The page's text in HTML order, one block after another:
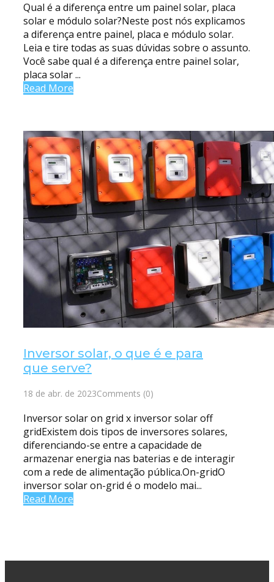
Qual é a diferença entre um painel solar, placa
solar e módulo solar?Neste post nós explicamos
a diferença entre painel, placa e módulo solar.
Leia e tire todas as suas dúvidas sobre o assunto.
Você sabe qual é a diferença entre painel solar,
placa solar ...
Read More
Inversor solar, o que é e para
que serve?
18 de abr. de 2023Comments (0)
Inversor solar on grid x inversor solar off
gridExistem dois tipos de inversores solares,
diferenciando-se entre a capacidade de
armazenar energia nas baterias e de interagir
com a rede de alimentação pública.On-gridO
inversor solar on-grid é o modelo mai...
Read More